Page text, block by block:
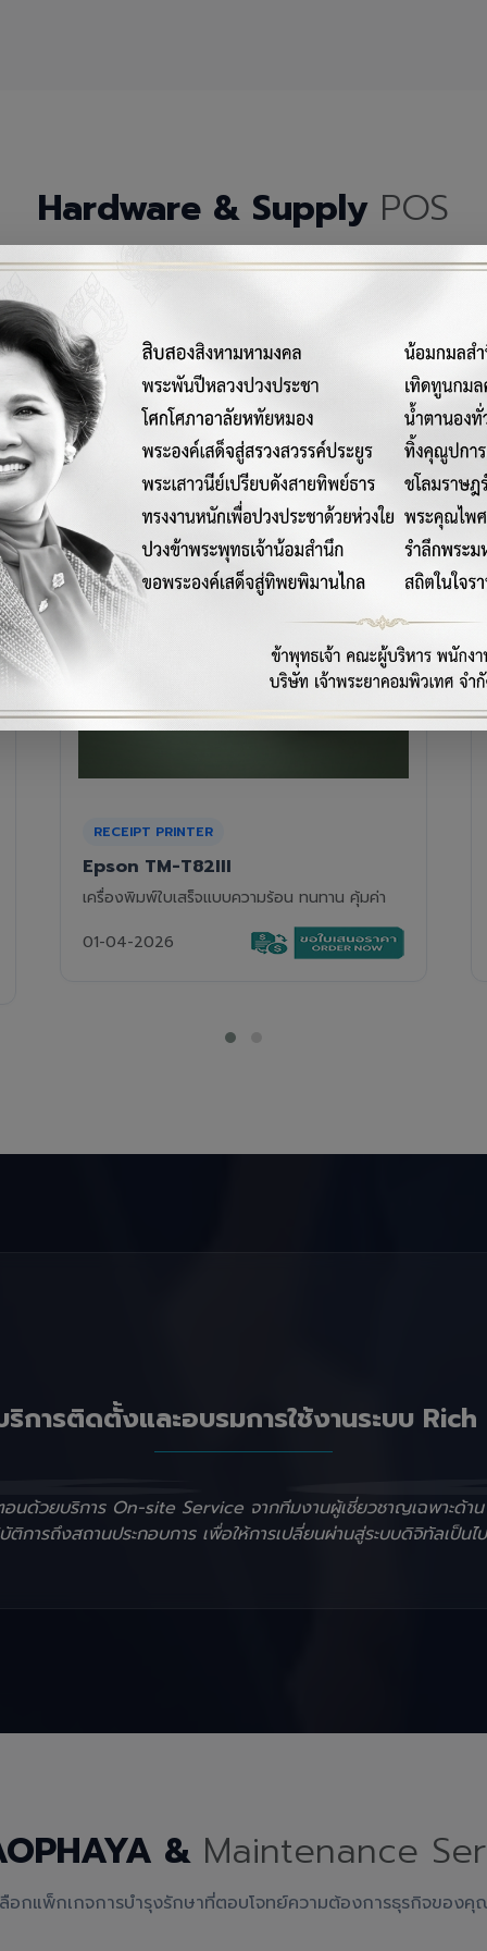
Hardware & Supply POS
ณ์เครื่องมือฮาร์ดแวร์และวัสดุสิ้นเปลืองคุณภาพสูงสำหรับระบบ
RECEIPT PRINTER
Epson TM-T88VII
เครื่องพิมพ์ใบเสร็จความร้อนรุ่นท็อป ความเร็วสูง
01-04-2026
ริการติดตั้งและอบรมการใช้งานระบบ Rich
อนด้วยบริการ On-site Service จากทีมงานผู้เชี่ยวชาญเฉพาะด้า
การถึงสถานประกอบการ เพื่อให้การเปลี่ยนผ่านสู่ระบบดิจิทัลเป็นไ
& Maintenance
อกแพ็กเกจการบำรุงรักษาที่ตอบโจทย์ความต้องการธุรกิจของ